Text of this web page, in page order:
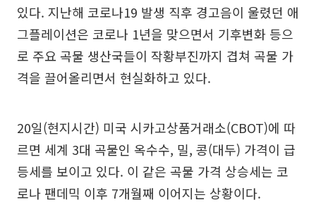
있다. 지난해 코로나19 발생 직후 경고음이 울렸던 애
그플레이션은 코로나 1년을 맞으면서 기후변화 등으
로 주요 곡물 생산국들이 작황부진까지 겹쳐 곡물 가
격을 끌어올리면서 현실화하고 있다.
20일(현지시간) 미국 시카고상품거래소(CBOT)에 따
르면 세계 3대 곡물인 옥수수, 밀, 콩(대두) 가격이 급
등세를 보이고 있다. 이 같은 곡물 가격 상승세는 코
로나 팬데믹 이후 7개월째 이어지는 상황이다.